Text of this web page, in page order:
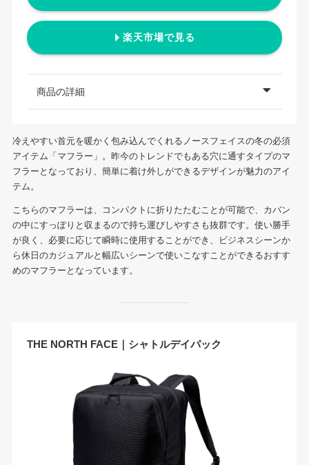
楽天市場で見る
商品の詳細
冷えやすい首元を暖かく包み込んでくれるノースフェイスの冬の必須
アイテム「マフラー」。昨今のトレンドでもある穴に通すタイプのマ
フラーとなっており、簡単に着け外しができるデザインが魅力のアイ
テム。
こちらのマフラーは、コンパクトに折りたたむことが可能で、カバン
の中にすっぽりと収まるので持ち運びしやすさも抜群です。使い勝手
が良く、必要に応じて瞬時に使用することができ、ビジネスシーンか
ら休日のカジュアルと幅広いシーンで使いこなすことができるおすす
めのマフラーとなっています。
THE NORTH FACE｜シャトルデイパック